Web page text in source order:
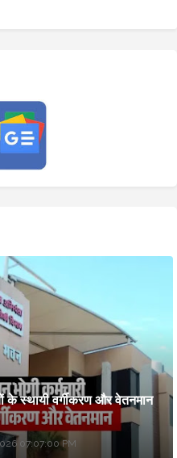
के स्थायी वर्गीकरण और वेतनमान
07:07:00 PM